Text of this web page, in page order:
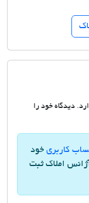
دیدگاه خود را
کاربری خود
آژانس املاک ثبت